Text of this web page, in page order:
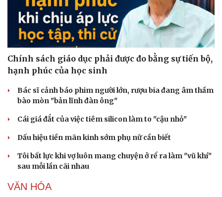
Chính sách giáo dục phải được đo bằng sự tiến bộ,
hạnh phúc của học sinh
Bác sĩ cảnh báo phim người lớn, rượu bia đang âm thầm
bào mòn "bản lĩnh đàn ông"
Cái giá đắt của việc tiêm silicon làm to "cậu nhỏ"
Dấu hiệu tiền mãn kinh sớm phụ nữ cần biết
Tôi bất lực khi vợ luôn mang chuyện ở rể ra làm "vũ khí"
sau mỗi lần cãi nhau
VĂN HÓA